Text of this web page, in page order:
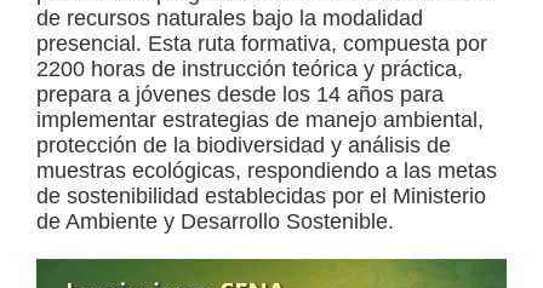
i
z
a
d
a
s
de recursos naturales bajo la modalidad
presencial. Esta ruta formativa, compuesta por
2200 horas de instrucción teórica y práctica,
prepara a jóvenes desde los 14 años para
implementar estrategias de manejo ambiental,
protección de la biodiversidad y análisis de
muestras ecológicas, respondiendo a las metas
de sostenibilidad establecidas por el Ministerio
de Ambiente y Desarrollo Sostenible.